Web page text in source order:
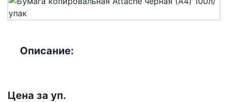
Описание:
Цена за уп.